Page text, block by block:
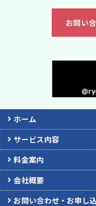
お問い
ホーム
サービス内容
料金案内
会社概要
お問い合わせ・お申し